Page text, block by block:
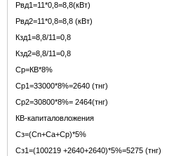
Рвд1=11*0,8=8,8(кВт)
Рвд2=11*0,8=8,8 (кВт)
Кзд1=8,8/11=0,8
Кзд2=8,8/11=0,8
Ср=КВ*8%
Ср1=33000*8%=2640 (тнг)
Ср2=30800*8%= 2464(тнг)
КВ-капиталовложения
Сз=(Сn+Са+Ср)*5%
Сз1=(100219 +2640+2640)*5%=5275 (тнг)